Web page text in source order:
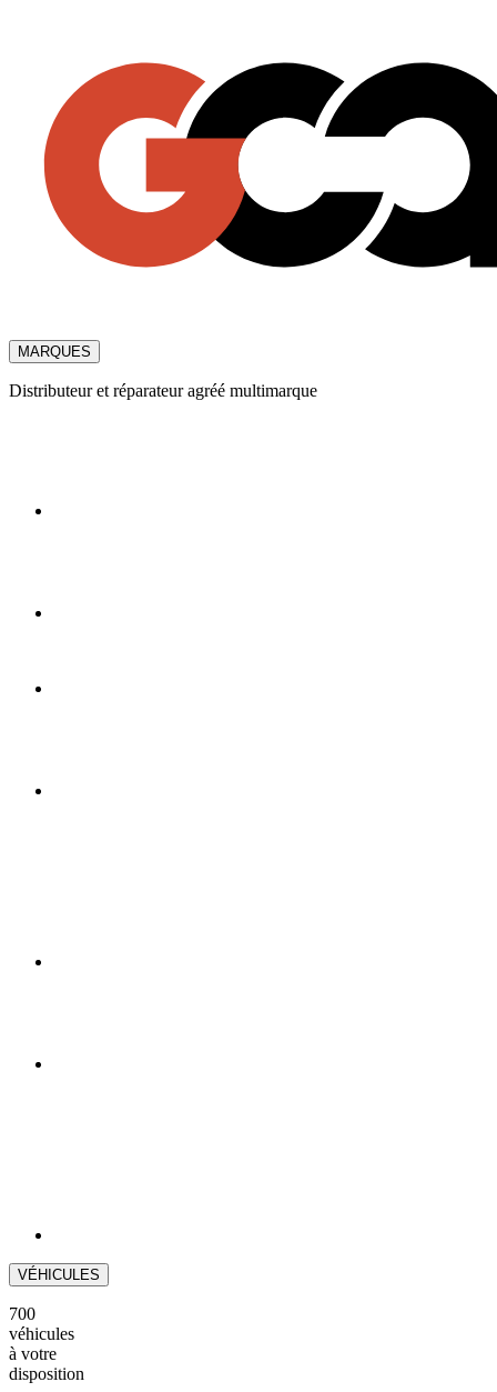
MARQUES
Distributeur et réparateur agréé multimarque
VÉHICULES
700
véhicules
à votre
disposition